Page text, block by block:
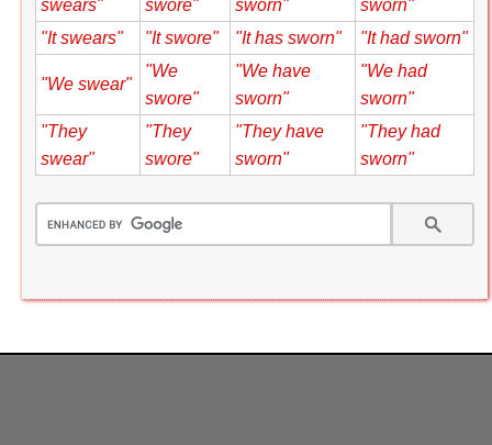
swears"
swore"
sworn"
sworn"
"It swears"
"It swore" "It has sworn" "It had sworn"
"We swear"
"We
swore"
"We have
sworn"
"We had
sworn"
"They
swear"
"They
swore"
"They have
sworn"
"They had
sworn"